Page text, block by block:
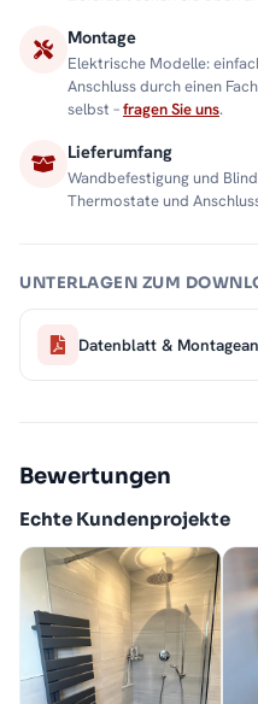
Montage
Elektrische Modelle:
Anschluss durch einen
selbst –fragen Sie uns.
Lieferumfang
Wandbefestigung und
Thermostate und
UNTERLAGEN ZUM
Datenblatt &
Bewertungen
Echte Kundenprojekte